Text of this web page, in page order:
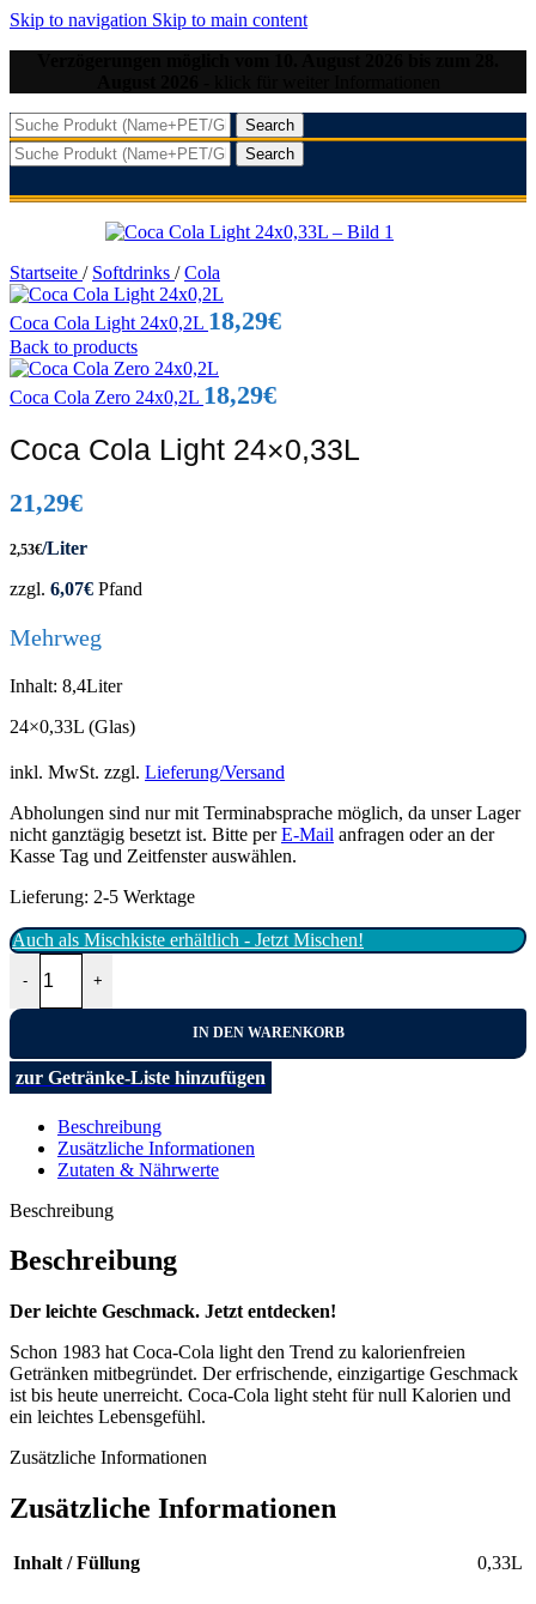
Skip to navigation Skip to main content
Search
Search
Startseite / Softdrinks / Cola
Coca Cola Light 24x0,2L 18,29€
Back to products
Coca Cola Zero 24x0,2L 18,29€
Coca Cola Light 24×0,33L
21,29€
2,53€/Liter
zzgl. 6,07€ Pfand
Mehrweg
Inhalt: 8,4Liter
24×0,33L (Glas)
inkl. MwSt. zzgl. Lieferung/Versand
Abholungen sind nur mit Terminabsprache möglich, da unser Lager
nicht ganztägig besetzt ist. Bitte perE-Mail anfragen oder an der
Kasse Tag und Zeitfenster auswählen.
Lieferung: 2-5 Werktage
- +
IN DEN WARENKORB
Auch als Mischkiste erhältlich - Jetzt Mischen!
zur Getränke-Liste hinzufügen
Beschreibung
Zusätzliche Informationen
Zutaten & Nährwerte
Beschreibung
Beschreibung
Der leichte Geschmack. Jetzt entdecken!
Schon 1983 hat Coca‑Cola light den Trend zu kalorienfreien
Getränken mitbegründet. Der erfrischende, einzigartige Geschmack
ist bis heute unerreicht. Coca‑Cola light steht für null Kalorien und
ein leichtes Lebensgefühl.
Zusätzliche Informationen
Zusätzliche Informationen
Inhalt / Füllung 0,33L